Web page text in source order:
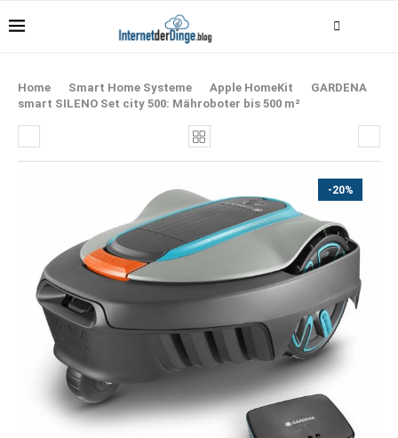
Home Smart Home Systeme Apple HomeKit
GARDENA
smart SILENO Set city 500: Mähroboter bis 500 m²
-20%